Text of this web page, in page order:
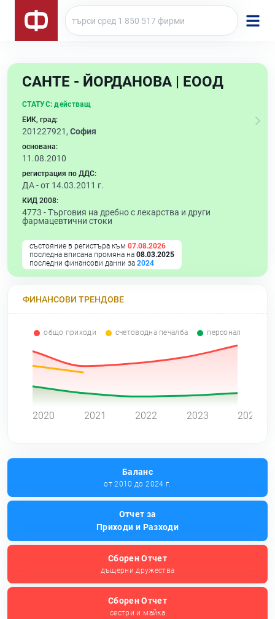
САНТЕ - ЙОРДАНОВА | ЕООД
СТАТУС: действащ
ЕИК, град:
201227921, София
основана:
11.08.2010
регистрация по ДДС:
ДА - от 14.03.2011 г.
КИД 2008:
4773 -Търговия на дребно с лекарства и други
фармацевтични стоки
състояние в регистъра към 07.08.2026
последна вписана промяна на 08.03.2025
последни финансови данни за 2024
ФИНАНСОВИ ТРЕНДОВЕ
общо приходи счетоводна печалба персонал
2020 2021 2022 2023 2024
Баланс
от 2010 до 2024 г.
Отчет за
Приходи и Разходи
Сборен Отчет
дъщерни дружества
Сборен Отчет
сестри и майка